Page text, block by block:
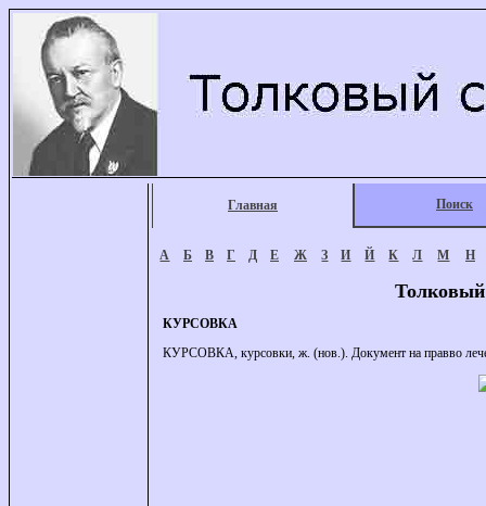
Главная Поиск
А Б В Г Д Е Ж З И Й К Л М Н
КУРСОВКА
КУРСОВКА, курсовки, ж. (нов.). Документ на правво